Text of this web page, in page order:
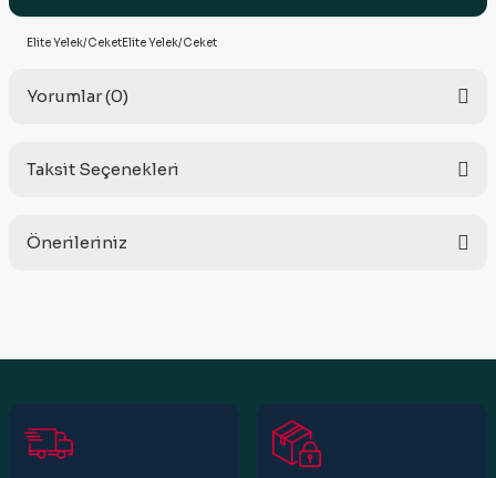
Elite Yelek/CeketElite Yelek/Ceket
Yorumlar (0)
Taksit Seçenekleri
Önerileriniz
Görüş ve önerileriniz için teşekkür ederiz.
Ürün resmi kalitesiz, bozuk veya görüntülenemiyor.
Ürün açıklamasında eksik bilgiler bulunuyor.